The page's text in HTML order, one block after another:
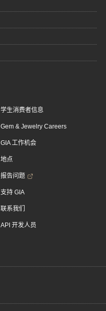
学生消费者信息
Gem & Jewelry Careers
GIA 工作机会
地点
报告问题
支持 GIA
联系我们
API 开发人员